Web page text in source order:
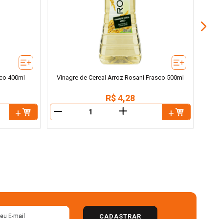
400ml Vinagre de Cereal Arroz Rosani Frasco 500ml
R$ 4,28
＋
CADASTRAR